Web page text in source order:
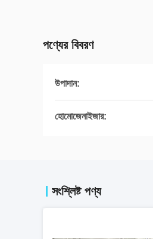
পণ্যের বিবরণ
উপাদান:
হোমোজেনাইজার:
সংশ্লিষ্ট পণ্য